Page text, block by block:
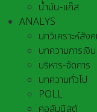
น้ำมัน-แก๊ส
ANALYS
บทวิเคราะห์สัง
บทความการเงิน
บริหาร-จัดการ
บทความทั่วไป
POLL
คอลัมนิสต์